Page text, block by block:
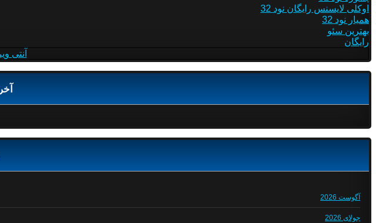
اوکلی لایسنس رایگان نود 32
همیار نود 32
بهترین سئو
رایگان
آنتی
آگوست 2026
جولای 2026